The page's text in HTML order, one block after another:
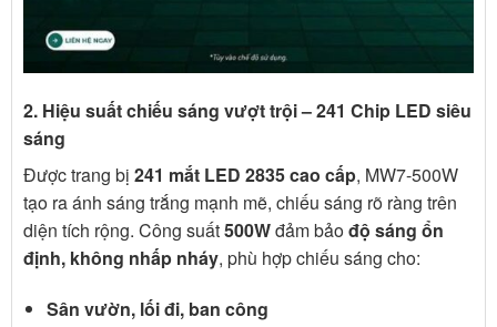
2. Hiệu suất chiếu sáng vượt trội – 241 Chip LED siêu
sáng
Được trang bị 241 mắt LED 2835 cao cấp, MW7-500W
tạo ra ánh sáng trắng mạnh mẽ, chiếu sáng rõ ràng trên
diện tích rộng. Công suất500Wđảm bảođộ sáng ổn
định, không nhấp nháy, phù hợp chiếu sáng cho:
Sân vườn, lối đi, ban công